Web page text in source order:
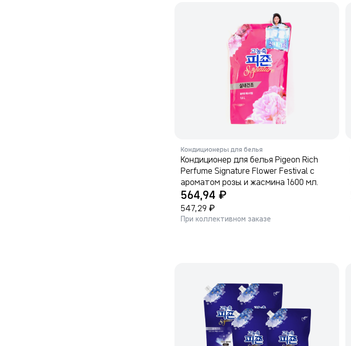
Кондиционеры для белья
Кондиционер для белья Pigeon Rich
Perfume Signature Flower Festival с
ароматом розы и жасмина 1600 мл.
564,94 ₽
547,29 ₽
При коллективном заказе